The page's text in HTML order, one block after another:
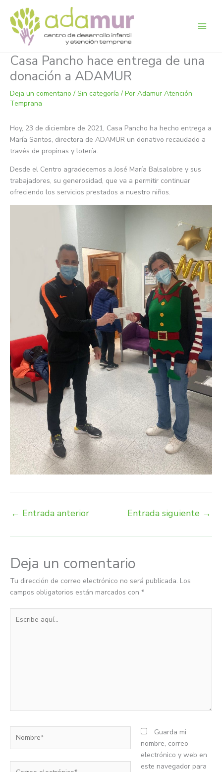
contenido
Casa Pancho hace entrega de una
donación a ADAMUR
Deja un comentario / Sin categoría / Por Adamur Atención
Temprana
Hoy, 23 de diciembre de 2021, Casa Pancho ha hecho entrega a
María Santos, directora de ADAMUR un donativo recaudado a
través de propinas y lotería.
Desde el Centro agradecemos a José María Balsalobre y sus
trabajadores, su generosidad, que va a permitir continuar
ofreciendo los servicios prestados a nuestro niños.
← Entrada anterior Entrada siguiente →
Deja un comentario
Tu dirección de correo electrónico no será publicada. Los
campos obligatorios están marcados con *
aquí...
Guarda mi
nombre, correo
electrónico y web en
este navegador para